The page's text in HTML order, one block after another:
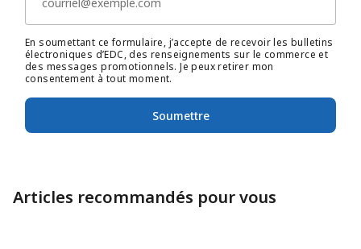
En soumettant ce formulaire, j’accepte de recevoir les bulletins
électroniques d’EDC, des renseignements sur le commerce et
des messages promotionnels. Je peux retirer mon
consentement à tout moment.
Soumettre
Articles recommandés pour vous